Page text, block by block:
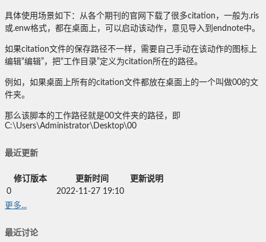
具体使用场景如下：从各个期刊的官网下载了很多citation，一般为.ris
或.enw格式，都在桌面上，可以启动该动作，意见导入到endnote中。
如果citation文件的保存路径不一样，需要自己手动在该动作的图标上
编辑“编辑”，把“工作目录”定义为citation所在的路径。
例如，如果桌面上所有的citation文件都放在桌面上的一个叫做00的文
件夹。
那么该脚本的工作路径就是00文件夹的路径，即
C:\Users\Administrator\Desktop\00
最近更新
修订版本 更新时间
更新说明
0
2022-11-27 19:10
更多...
最近讨论